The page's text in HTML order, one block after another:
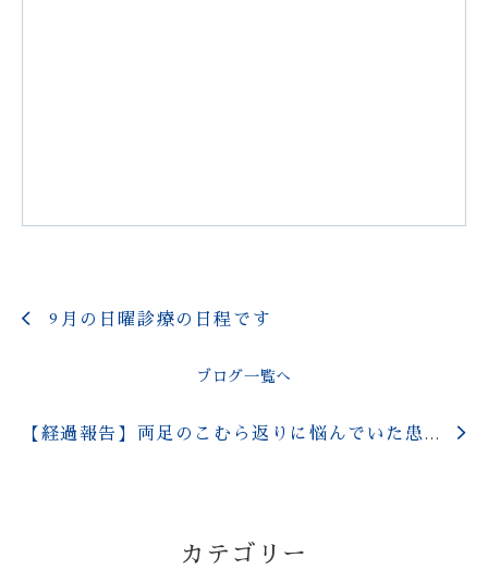
9月の日曜診療の日程です
ブログ一覧へ
【経過報告】両足のこむら返りに悩んでいた患者さん
カテゴリー